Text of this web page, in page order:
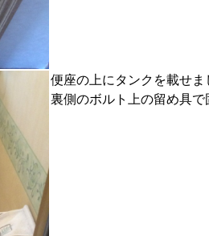
便座の上にタンクを載せま
裏側のボルト上の留め具で